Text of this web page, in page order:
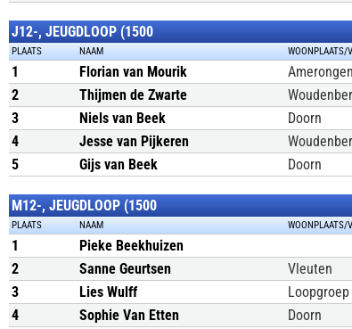
J12-, JEUGDLOOP (1500
PLAATS NAAM WOONPLAATS/
1 Florian van Mourik Amerongen
2
Thijmen de Zwarte
3
Niels van Beek Doorn
4
Jesse van Pijkeren
5
Gijs van Beek Doorn
M12-, JEUGDLOOP (1500
PLAATS NAAM WOONPLAATS/
1 Pieke Beekhuizen
2
Sanne Geurtsen Vleuten
3
Lies Wulff
4
Sophie Van Etten Doorn